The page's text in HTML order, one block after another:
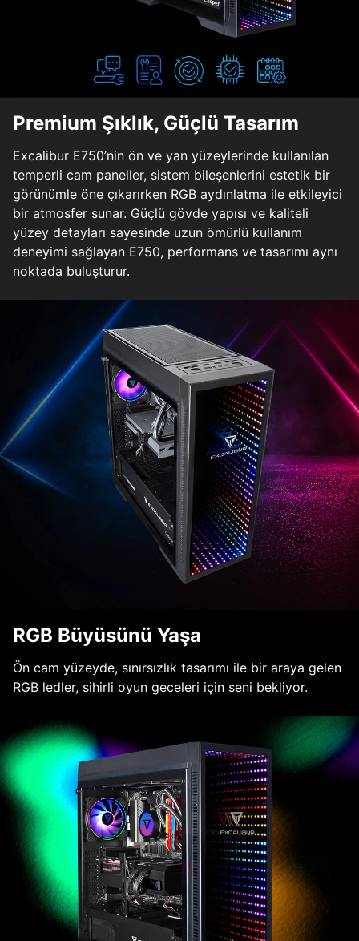
Premium Şıklık, Güçlü Tasarım
Excalibur E750’nin ön ve yan yüzeylerinde kullanılan
temperli cam paneller, sistem bileşenlerini estetik bir
görünümle öne çıkarırken RGB aydınlatma ile etkileyici
bir atmosfer sunar. Güçlü gövde yapısı ve kaliteli
yüzey detayları sayesinde uzun ömürlü kullanım
deneyimi sağlayan E750, performans ve tasarımı aynı
noktada buluşturur.
RGB Büyüsünü Yaşa
Ön cam yüzeyde, sınırsızlık tasarımı ile bir araya gelen
RGB ledler, sihirli oyun geceleri için seni bekliyor.